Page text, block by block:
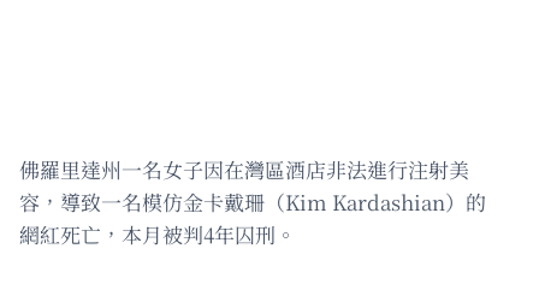
佛羅里達州一名女子因在灣區酒店非法進行注射美
容，導致一名模仿金卡戴珊（Kim Kardashian）的
網紅死亡，本月被判4年囚刑。